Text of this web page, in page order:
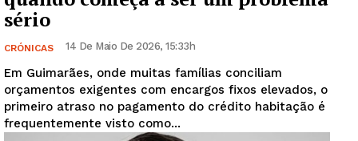
sério
CRÓNICAS 14 De Maio De 2026, 15:33h
Em Guimarães, onde muitas famílias conciliam
orçamentos exigentes com encargos fixos elevados, o
primeiro atraso no pagamento do crédito habitação é
frequentemente visto como...